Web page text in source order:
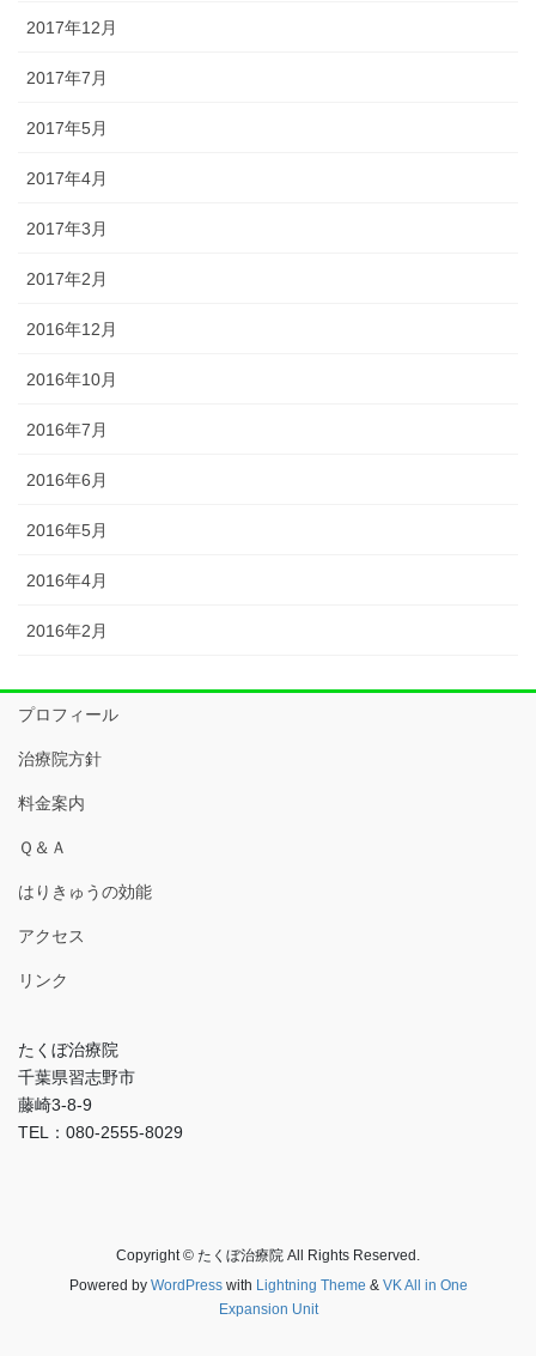
2017年12月
2017年7月
2017年5月
2017年4月
2017年3月
2017年2月
2016年12月
2016年10月
2016年7月
2016年6月
2016年5月
2016年4月
2016年2月
プロフィール
治療院方針
料金案内
Ｑ＆Ａ
はりきゅうの効能
アクセス
リンク
たくぼ治療院
千葉県習志野市
藤崎3-8-9
TEL：080-2555-8029
Copyright © たくぼ治療院 All Rights Reserved.
Powered by WordPresswith Lightning Theme & VK All in One
Expansion Unit